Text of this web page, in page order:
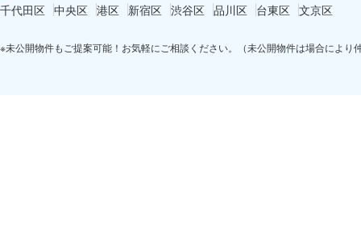
千代田区 中央区 港区 新宿区 渋谷区 品川区 台東区 文京区
※未公開物件もご提案可能！お気軽にご相談ください。（未公開物件は場合により